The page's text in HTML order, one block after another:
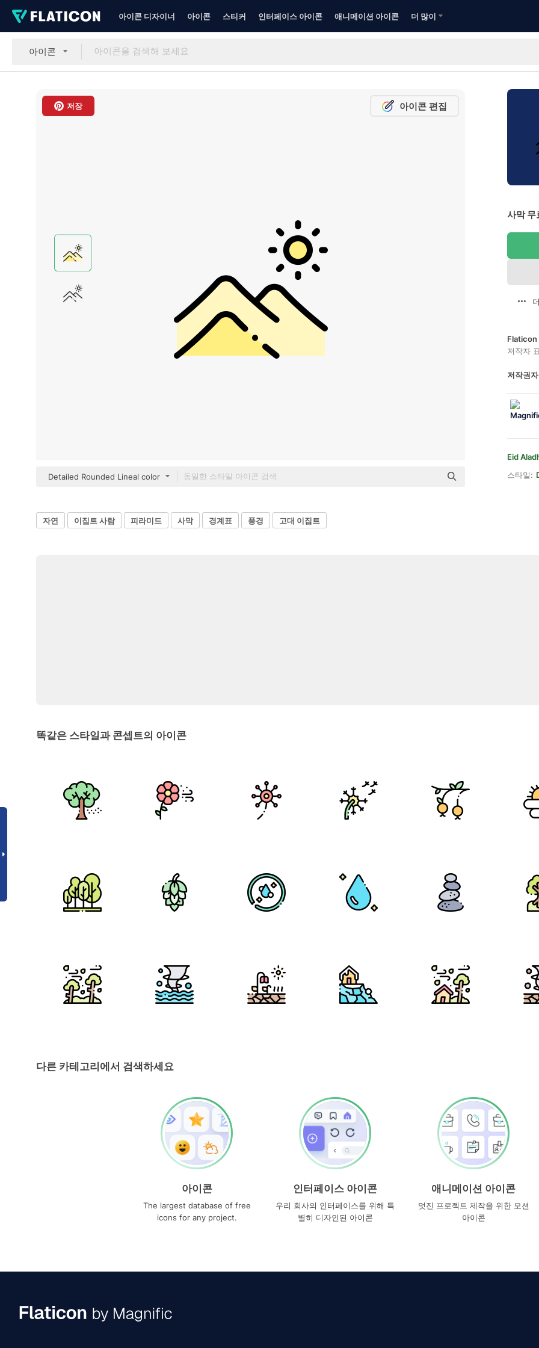
아이콘 디자이너 아이콘 스티커 인터페이스 아이콘 애니메이션 아이콘 더 많이
아이콘
저장 아이콘 편집
Detailed Rounded Lineal color
사막 무
Flaticon
저작자
저작권
Eid
스타일:
자연 이집트 사람 피라미드 사막 경계표 풍경 고대 이집트
똑같은 스타일과 콘셉트의 아이콘
다른 카테고리에서 검색하세요
아이콘
The largest database of free
icons for any project.
인터페이스 아이콘
우리 회사의 인터페이스를 위해 특
별히 디자인된 아이콘
애니메이션 아이콘
멋진 프로젝트 제작을 위한 모션
아이콘